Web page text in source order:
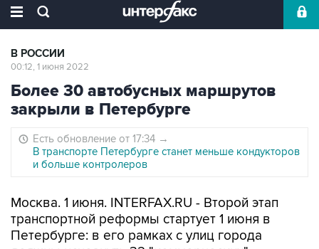
В РОССИИ
00:12, 1 июня 2022
Более 30 автобусных маршрутов
закрыли в Петербурге
Есть обновление от 17:34 →
В транспорте Петербурге станет меньше кондукторов
и больше контролеров
Москва. 1 июня. INTERFAX.RU - Второй этап
транспортной реформы стартует 1 июня в
Петербурге: в его рамках с улиц города